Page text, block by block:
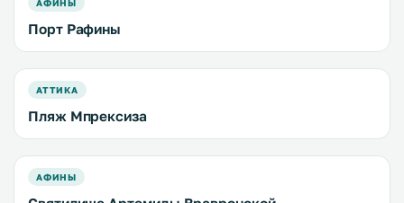
АФИНЫ
Порт Рафины
АТТИКА
Пляж Мпрексиза
АФИНЫ